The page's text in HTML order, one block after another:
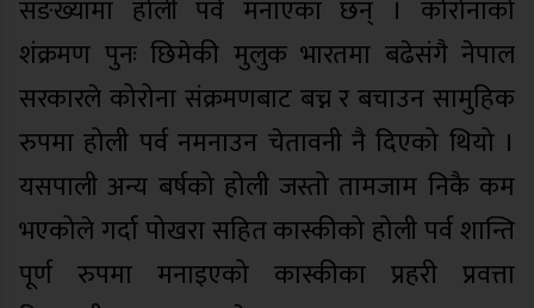
सङख्यामा होली पर्व मनाएका छन् । कोरोनाको
शंक्रमण पुनः छिमेकी मुलुक भारतमा बढेसंगै नेपाल
सरकारले कोरोना संक्रमणबाट बच्न र बचाउन सामुहिक
रुपमा होली पर्व नमनाउन चेतावनी नै दिएको थियो ।
यसपाली अन्य बर्षको होली जस्तो तामजाम निकै कम
भएकोले गर्दा पोखरा सहित कास्कीको होली पर्व शान्ति
पूर्ण रुपमा मनाइएको कास्कीका प्रहरी प्रवत्ता